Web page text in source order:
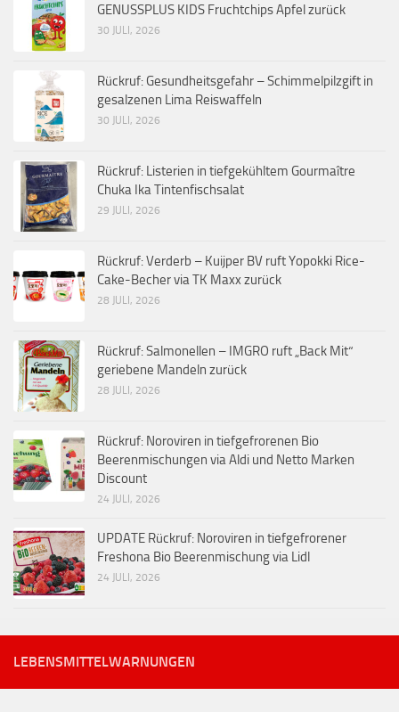
GENUSSPLUS KIDS Fruchtchips Apfel zurück
30 JULI, 2026
Rückruf: Gesundheitsgefahr – Schimmelpilzgift in
gesalzenen Lima Reiswaffeln
30 JULI, 2026
Rückruf: Listerien in tiefgekühltem Gourmaître
Chuka Ika Tintenfischsalat
29 JULI, 2026
Rückruf: Verderb – Kuijper BV ruft Yopokki Rice-
Cake-Becher via TK Maxx zurück
28 JULI, 2026
Rückruf: Salmonellen – IMGRO ruft „Back Mit“
geriebene Mandeln zurück
28 JULI, 2026
Rückruf: Noroviren in tiefgefrorenen Bio
Beerenmischungen via Aldi und Netto Marken
Discount
24 JULI, 2026
UPDATE Rückruf: Noroviren in tiefgefrorener
Freshona Bio Beerenmischung via Lidl
24 JULI, 2026
LEBENSMITTELWARNUNGEN